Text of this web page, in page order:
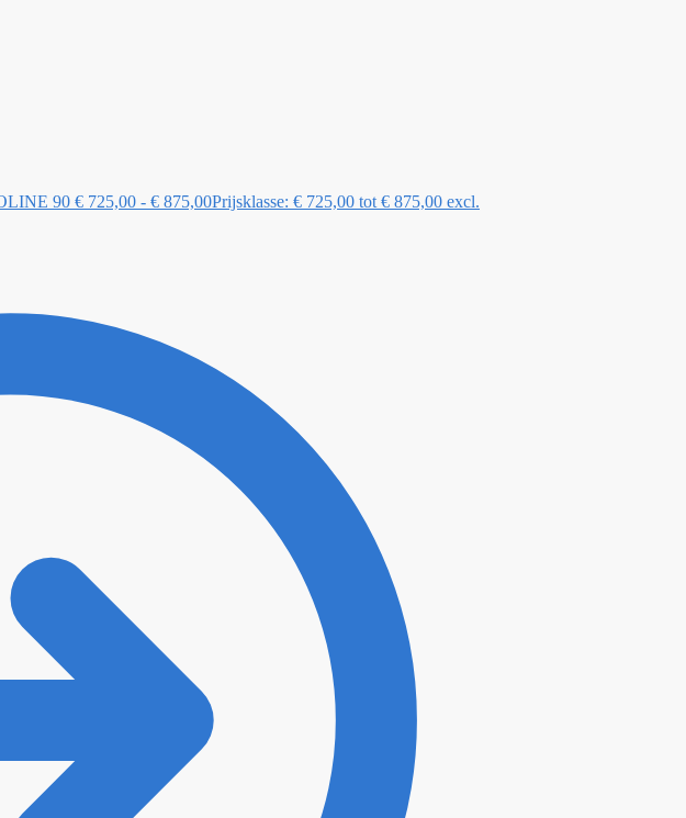
90 € 725,00 - € 875,00Prijsklasse: € 725,00 tot € 875,00 excl.